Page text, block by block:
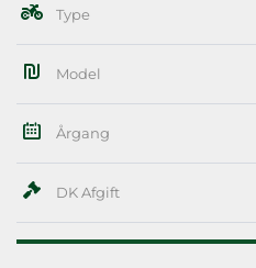
Type
Model
Årgang
DK Afgift